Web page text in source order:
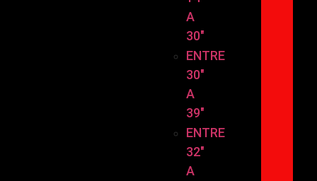
A
30″
ENTRE
30″
A
39″
ENTRE
32″
A